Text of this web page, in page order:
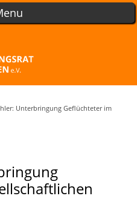
Unterbringung Geflüchteter im